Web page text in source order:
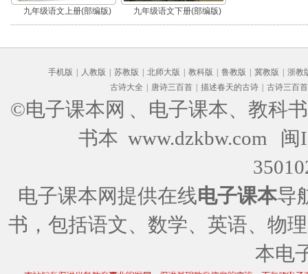
九年级语文上册(部编版) 九年级语文下册(部编版)
手机版 人教版 苏教版 北师大版 教科版 鲁教版 冀教版
浙教
古诗大全
唐诗三百首 描述春天的古诗 古诗三百首
©电子课本网 、电子课本、教科
书本 www.dzkbw.com
闽
电子课本网提供在线电子课本导
书，包括语文、数学、英语、物
本电